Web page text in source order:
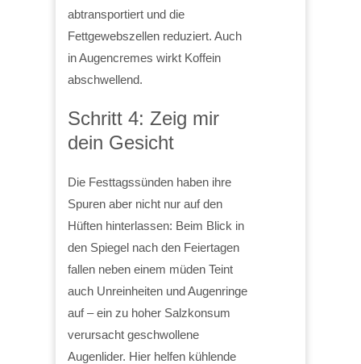
abtransportiert und die
Fettgewebszellen reduziert. Auch
in Augencremes wirkt Koffein
abschwellend.
Schritt 4: Zeig mir
dein Gesicht
Die Festtagssünden haben ihre
Spuren aber nicht nur auf den
Hüften hinterlassen: Beim Blick in
den Spiegel nach den Feiertagen
fallen neben einem müden Teint
auch Unreinheiten und Augenringe
auf – ein zu hoher Salzkonsum
verursacht geschwollene
Augenlider. Hier helfen kühlende